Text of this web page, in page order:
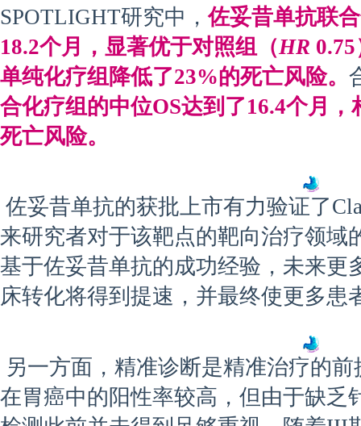
SPOTLIGHT研究中，佐妥昔单抗联
18.2个月，显著优于对照组（HR
单纯化疗组降低了23%的死亡风险。
合化疗组的中位OS达到了16.4个月
死亡风险。
佐妥昔单抗的获批上市有力验证了
来研究者对于该靶点的靶向治疗领域
基于佐妥昔单抗的成功经验，未来更
床转化将得到提速，并最终使更多患
另一方面，精准诊断是精准治疗的
在胃癌中的阳性率较高，但由于缺乏